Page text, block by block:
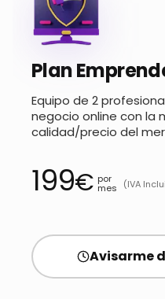
Plan
Equipo de 2
negocio online con la
calidad/precio del
199€ por
mes (IVA
Avisarme